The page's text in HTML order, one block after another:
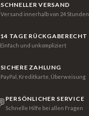
SCHNELLER VERSAND
Versand innerhalb von 24 Stunden
14 TAGE RÜCKGABERECHT
Einfach und unkompliziert
SICHERE ZAHLUNG
PayPal, Kreditkarte, Überweisung
PERSÖNLICHER SERVICE
Schnelle Hilfe bei allen Fragen